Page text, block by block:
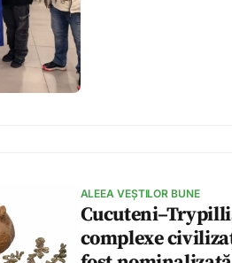
ALEEA VEȘTILOR BUNE
complexe